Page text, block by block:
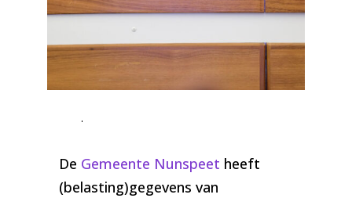
Foto: Wethouder Wichert Stoffer CDA/PvdA/GroenLinks |
De Gemeente Nunspeet heeft
(belasting)gegevens van